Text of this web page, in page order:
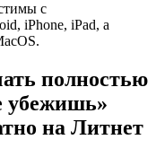
с
iPhone, iPad, а
полностью
убежишь»
на Литнет